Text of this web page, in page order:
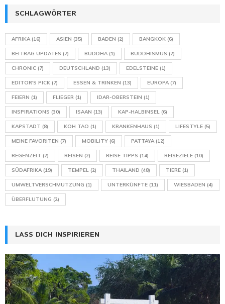
SCHLAGWÖRTER
AFRIKA(16) ASIEN (35) BADEN (2) BANGKOK (6)
BEITRAG UPDATES (7) BUDDHA(1) BUDDHISMUS (2)
CHRONIC (7) DEUTSCHLAND (13) EDELSTEINE (1)
EDITOR'S PICK (7) ESSEN & TRINKEN (13) EUROPA(7)
FEIERN (1) FLIEGER (1) IDAR-OBERSTEIN (1)
INSPIRATIONS (30) ISAAN (13) KAP-HALBINSEL (6)
KAPSTADT (8) KOH TAO (1) KRANKENHAUS (1) LIFESTYLE (5)
MEINE FAVORITEN (7) MOBILITY (6) PATTAYA(12)
REGENZEIT (2) REISEN (2) REISE TIPPS (14) REISEZIELE (10)
SÜDAFRIKA(19) TEMPEL (2) THAILAND (48) TIERE (1)
UMWELTVERSCHMUTZUNG (1) UNTERKÜNFTE (11) WIESBADEN (4)
ÜBERFLUTUNG (2)
LASS DICH INSPIRIEREN